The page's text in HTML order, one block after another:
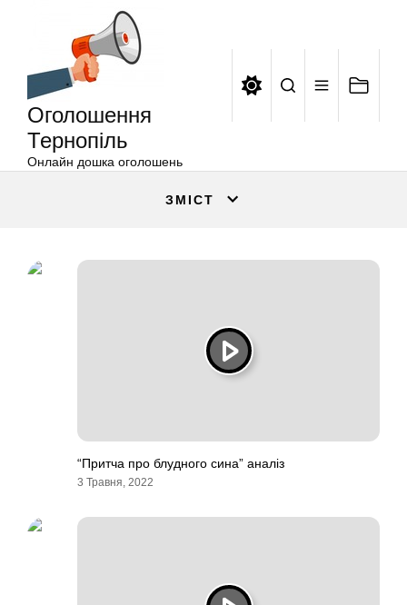
Оголошення
Тернопіль
Онлайн дошка оголошень
ЗМІСТ
“Притча про блудного сина” аналіз
3 Травня, 2022